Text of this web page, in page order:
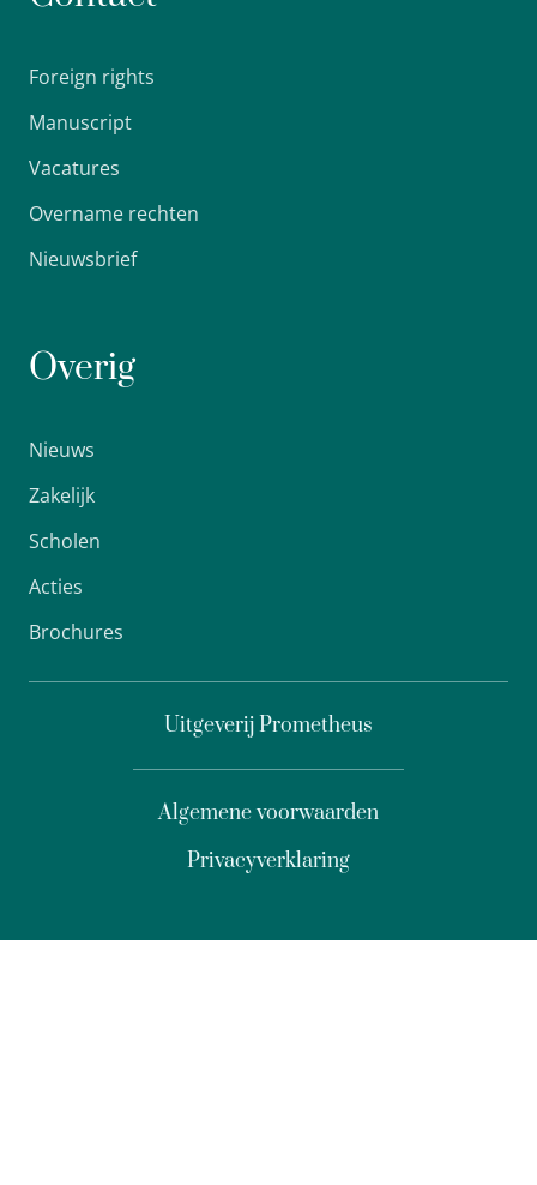
Foreign rights
Manuscript
Vacatures
Overname rechten
Nieuwsbrief
Overig
Nieuws
Zakelijk
Scholen
Acties
Brochures
Uitgeverij Prometheus
Privacyverklaring
Algemene voorwaarden